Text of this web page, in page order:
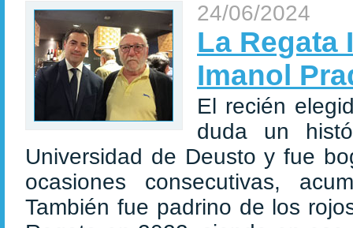
24/06/2024
La Regata
Imanol
El recién
duda un
Universidad de Deusto y fue
ocasiones consecutivas,
También fue padrino de los